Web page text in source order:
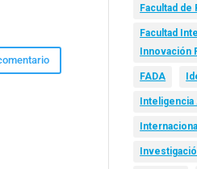
Facultad de
Facultad
Innovación
FADA
Inteligencia